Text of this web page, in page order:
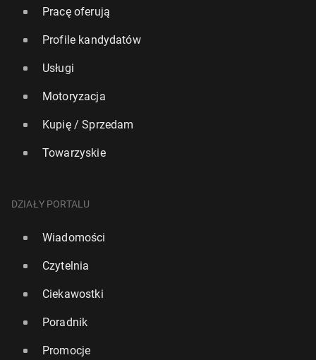
Pracę oferują
Profile kandydatów
Usługi
Motoryzacja
Kupię / Sprzedam
Towarzyskie
DZIAŁY PORTALU
Wiadomości
Czytelnia
Ciekawostki
Poradnik
Promocje